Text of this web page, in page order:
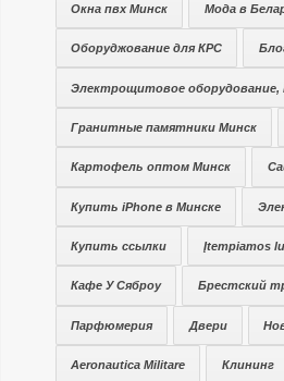
Окна пвх Минск Мода в
Оборуджование для КРС
Электрощитовое
Гранитные памятники Минск
Картофель оптом Минск
Купить iPhone в Минске
Купить ссылки Įtempiamos
Кафе У Сяброу Брестский
Парфюмерия Двери
Aeronautica Militare Клининг